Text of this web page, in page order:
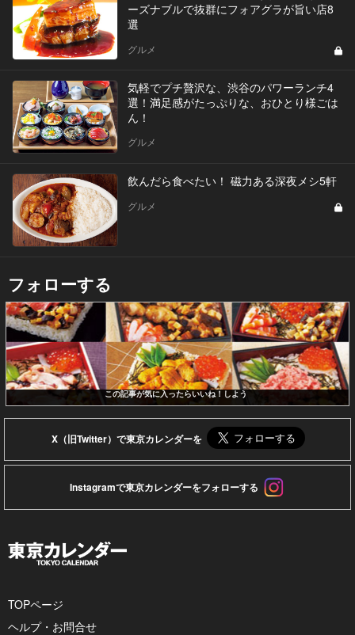
ーズナブルで抜群にフォアグラが旨い店8
選
グルメ
気軽でプチ贅沢な、渋谷のパワーランチ4
選！満足感がたっぷりな、おひとり様ごは
ん！
グルメ
飲んだら食べたい！ 磁力ある深夜メシ5軒
グルメ
フォローする
この記事が気に入ったらいいね！しよう
X（旧Twitter）で東京カレンダーを
Instagramで東京カレンダーをフォローする
TOPページ
ヘルプ・お問合せ